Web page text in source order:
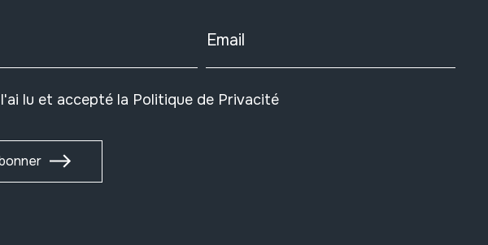
Email
lu et accepté la Politique de Privacité